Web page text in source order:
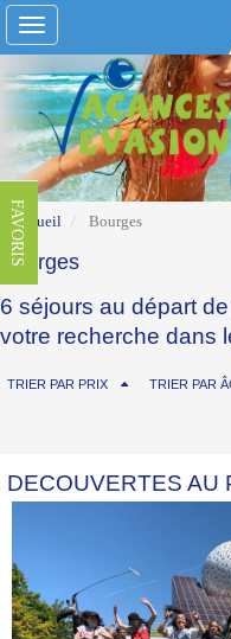
Toggle
navigation
FAVORIS
Accueil Bourges
Bourges
6 séjours au départ
votre recherche dans
TRIER PAR PRIX TRIER PAR
DECOUVERTES AU